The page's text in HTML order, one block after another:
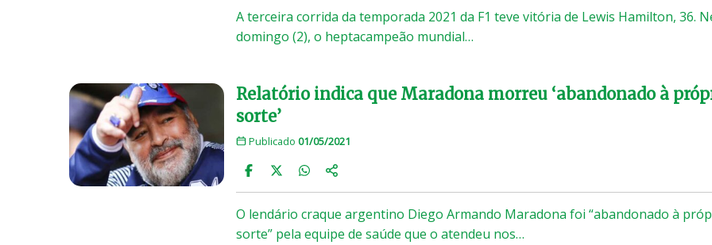
A terceira corrida da temporada 2021 da F1 teve vitória de Lewis Hamilton, 36.
domingo (2), o heptacampeão mundial…
Relatório indica que Maradona morreu ‘abandonado à
sorte’
Publicado 01/05/2021
O lendário craque argentino Diego Armando Maradona foi “abandonado à
sorte” pela equipe de saúde que o atendeu nos…